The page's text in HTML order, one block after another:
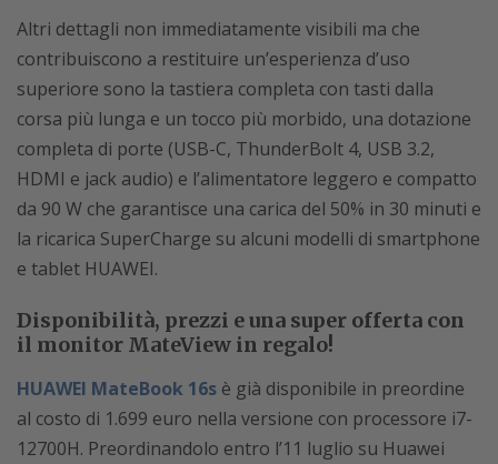
Altri dettagli non immediatamente visibili ma che
contribuiscono a restituire un’esperienza d’uso
superiore sono la tastiera completa con tasti dalla
corsa più lunga e un tocco più morbido, una dotazione
completa di porte (USB-C, ThunderBolt 4, USB 3.2,
HDMI e jack audio) e l’alimentatore leggero e compatto
da 90 W che garantisce una carica del 50% in 30 minuti e
la ricarica SuperCharge su alcuni modelli di smartphone
e tablet HUAWEI.
Disponibilità, prezzi e una super offerta con
il monitor MateView in regalo!
HUAWEI MateBook 16s è già disponibile in preordine
al costo di 1.699 euro nella versione con processore i7-
12700H. Preordinandolo entro l’11 luglio su Huawei